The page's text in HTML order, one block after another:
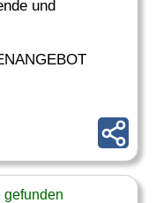
und
gefunden